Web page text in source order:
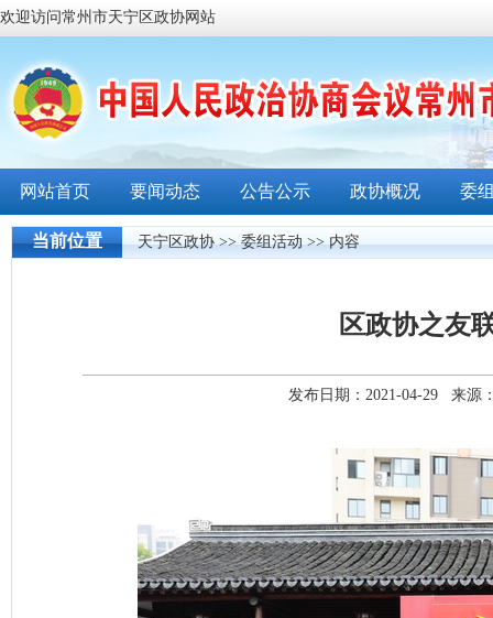
欢迎访问常州市天宁区政协网站
网站首页 要闻动态 公告公示 政协概况 委
当前位置 天宁区政协>>委组活动>> 内容
区政协之友
发布日期：2021-04-29 来源